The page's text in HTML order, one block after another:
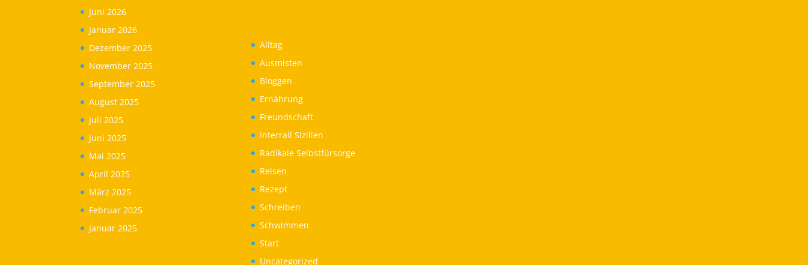
Juni 2026
Januar 2026
Dezember 2025
November 2025
September 2025
August 2025
Juli 2025
Juni 2025
Mai 2025
April 2025
März 2025
Februar 2025
Januar 2025
Alltag
Ausmisten
Bloggen
Ernährung
Freundschaft
Interrail Sizilien
Radikale Selbstfürsorge
Reisen
Rezept
Schreiben
Schwimmen
Start
Uncategorized